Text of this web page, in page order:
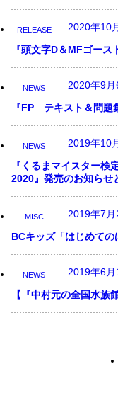
RELEASE
2020年10
『頭文字D＆MFゴー
NEWS
2020年9月
『FP テキスト＆問題
NEWS
2019年10
『くるまマイスター検
2020』発売のお知らせ
MISC
2019年7月
BCキッズ「はじめて
NEWS
2019年6月
【『中村元の全国水族